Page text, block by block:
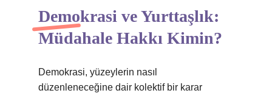
Demokrasi ve Yurttaşlık:
Müdahale Hakkı Kimin?
Demokrasi, yüzeylerin nasıl
düzenleneceğine dair kolektif bir karar